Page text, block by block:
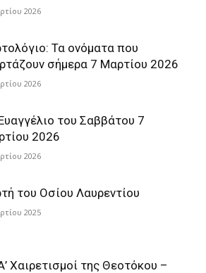
2026
Τα ονόματα που
σήμερα 7 Μαρτίου 2026
2026
του Σαββάτου 7
2026
2026
του Οσίου Λαυρεντίου
2025
Χαιρετισμοί της Θεοτόκου –